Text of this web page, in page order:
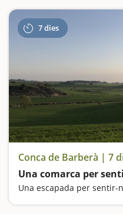
7 dies
Conca de Barberà | 7
Una comarca per
Una escapada per sentir-